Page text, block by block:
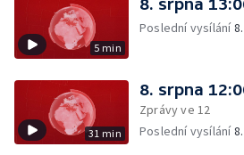
5 min
8. srpna
Poslední vysílání
31 min
8. srpna
Zprávy ve 12
Poslední vysílání